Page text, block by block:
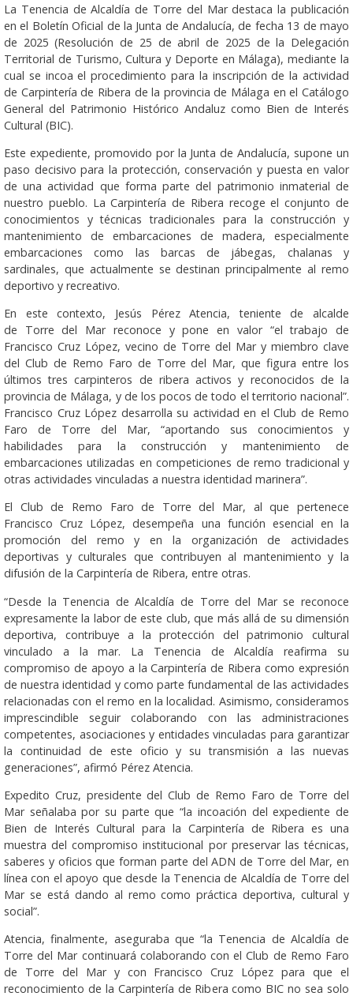
La Tenencia de Alcaldía de Torre del Mar destaca la publicación
en el Boletín Oficial de la Junta de Andalucía, de fecha 13 de mayo
de 2025 (Resolución de 25 de abril de 2025 de la Delegación
Territorial de Turismo, Cultura y Deporte en Málaga), mediante la
cual se incoa el procedimiento para la inscripción de la actividad
de Carpintería de Ribera de la provincia de Málaga en el Catálogo
General del Patrimonio Histórico Andaluz como Bien de Interés
Cultural (BIC).
Este expediente, promovido por la Junta de Andalucía, supone un
paso decisivo para la protección, conservación y puesta en valor
de una actividad que forma parte del patrimonio inmaterial de
nuestro pueblo. La Carpintería de Ribera recoge el conjunto de
conocimientos y técnicas tradicionales para la construcción y
mantenimiento de embarcaciones de madera, especialmente
embarcaciones como las barcas de jábegas, chalanas y
sardinales, que actualmente se destinan principalmente al remo
deportivo y recreativo.
En este contexto, Jesús Pérez Atencia, teniente de alcalde
de Torre del Mar reconoce y pone en valor “el trabajo de
Francisco Cruz López, vecino de Torre del Mar y miembro clave
del Club de Remo Faro de Torre del Mar, que figura entre los
últimos tres carpinteros de ribera activos y reconocidos de la
provincia de Málaga, y de los pocos de todo el territorio nacional”.
Francisco Cruz López desarrolla su actividad en el Club de Remo
Faro de Torre del Mar, “aportando sus conocimientos y
habilidades para la construcción y mantenimiento de
embarcaciones utilizadas en competiciones de remo tradicional y
otras actividades vinculadas a nuestra identidad marinera”.
El Club de Remo Faro de Torre del Mar, al que pertenece
Francisco Cruz López, desempeña una función esencial en la
promoción del remo y en la organización de actividades
deportivas y culturales que contribuyen al mantenimiento y la
difusión de la Carpintería de Ribera, entre otras.
“Desde la Tenencia de Alcaldía de Torre del Mar se reconoce
expresamente la labor de este club, que más allá de su dimensión
deportiva, contribuye a la protección del patrimonio cultural
vinculado a la mar. La Tenencia de Alcaldía reafirma su
compromiso de apoyo a la Carpintería de Ribera como expresión
de nuestra identidad y como parte fundamental de las actividades
relacionadas con el remo en la localidad. Asimismo, consideramos
imprescindible seguir colaborando con las administraciones
competentes, asociaciones y entidades vinculadas para garantizar
la continuidad de este oficio y su transmisión a las nuevas
generaciones”, afirmó Pérez Atencia.
Expedito Cruz, presidente del Club de Remo Faro de Torre del
Mar señalaba por su parte que “la incoación del expediente de
Bien de Interés Cultural para la Carpintería de Ribera es una
muestra del compromiso institucional por preservar las técnicas,
saberes y oficios que forman parte del ADN de Torre del Mar, en
línea con el apoyo que desde la Tenencia de Alcaldía de Torre del
Mar se está dando al remo como práctica deportiva, cultural y
social”.
Atencia, finalmente, aseguraba que “la Tenencia de Alcaldía de
Torre del Mar continuará colaborando con el Club de Remo Faro
de Torre del Mar y con Francisco Cruz López para que el
reconocimiento de la Carpintería de Ribera como BIC no sea solo